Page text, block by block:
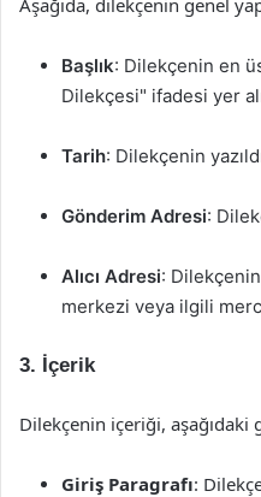
Aşağıda, dilekçenin genel
Başlık: Dilekçenin en
Dilekçesi" ifadesi yer
Tarih: Dilekçenin
Gönderim Adresi:
Alıcı Adresi:
merkezi veya ilgili
3. İçerik
Dilekçenin içeriği, aşağıdaki
Giriş Paragrafı: